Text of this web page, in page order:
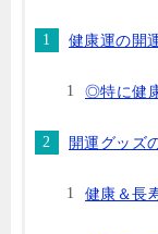
健康運の開
◎特に健
開運グッズ
健康＆長